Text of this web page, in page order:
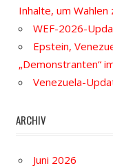
Inhalte, um Wahlen
WEF-2026-
Epstein,
„Demonstranten“
Venezuela-
ARCHIV
Juni 2026